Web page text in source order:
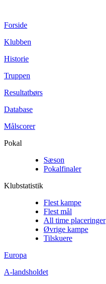
Forside
Klubben
Historie
Truppen
Resultatbørs
Database
Målscorer
Pokal
Sæson
Pokalfinaler
Klubstatistik
Flest kampe
Flest mål
All time placeringer
Øvrige kampe
Tilskuere
Europa
A-landsholdet